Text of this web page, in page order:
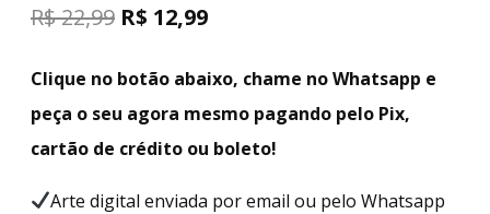
R$22,99 R$ 12,99
Clique no botão abaixo, chame no Whatsapp e
peça o seu agora mesmo pagando pelo Pix,
cartão de crédito ou boleto!
Arte digital enviada por email ou pelo Whatsapp